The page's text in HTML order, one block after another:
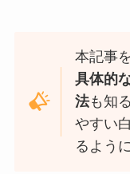
本記事
具体的
法も知
やすい
るよう